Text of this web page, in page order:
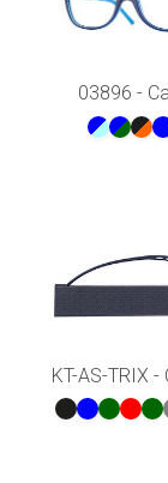
03896 -
KT-AS-TRIX -